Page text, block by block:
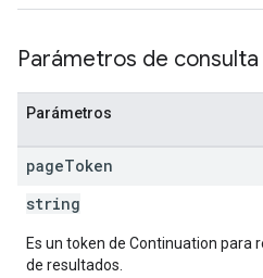
Parámetros de consulta
Parámetros
pageToken
string
Es un token de Continuation para
de resultados.